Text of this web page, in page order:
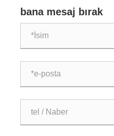
Ürün Ar-Ge'sini Derinleştiriyor
bana mesaj bırak